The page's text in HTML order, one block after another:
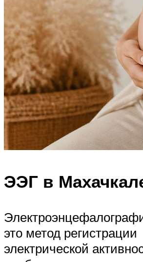
ЭЭГ в
это метод регистрации
электрической